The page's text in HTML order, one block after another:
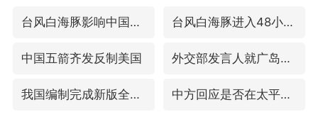
台风白海豚影响中国已成定局 台风白海豚进入48小时警戒线
中国五箭齐发反制美国 外交部发言人就广岛核爆81周年等答记者问
我国编制完成新版全月地质图 中方回应是否在太平洋海底开采稀土